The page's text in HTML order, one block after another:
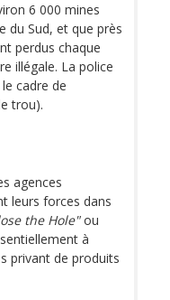
6 000 mines
du Sud, et que près
perdus chaque
illégale. La police
cadre de
trou).
agences
leurs forces dans
the Hole"ou
à
privant de produits